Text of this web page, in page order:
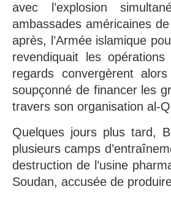
avec l’explosion
ambassades américaines
après, l’Armée islamique
revendiquait les
regards convergèrent
soupçonné de financer les
travers son organisation al-
Quelques jours plus tard,
plusieurs camps
destruction de l’usine
Soudan, accusée de